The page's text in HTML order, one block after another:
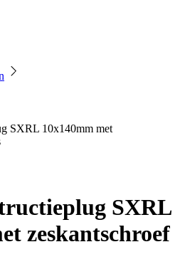
SXRL 10x140mm met
SXRL
zeskantschroef